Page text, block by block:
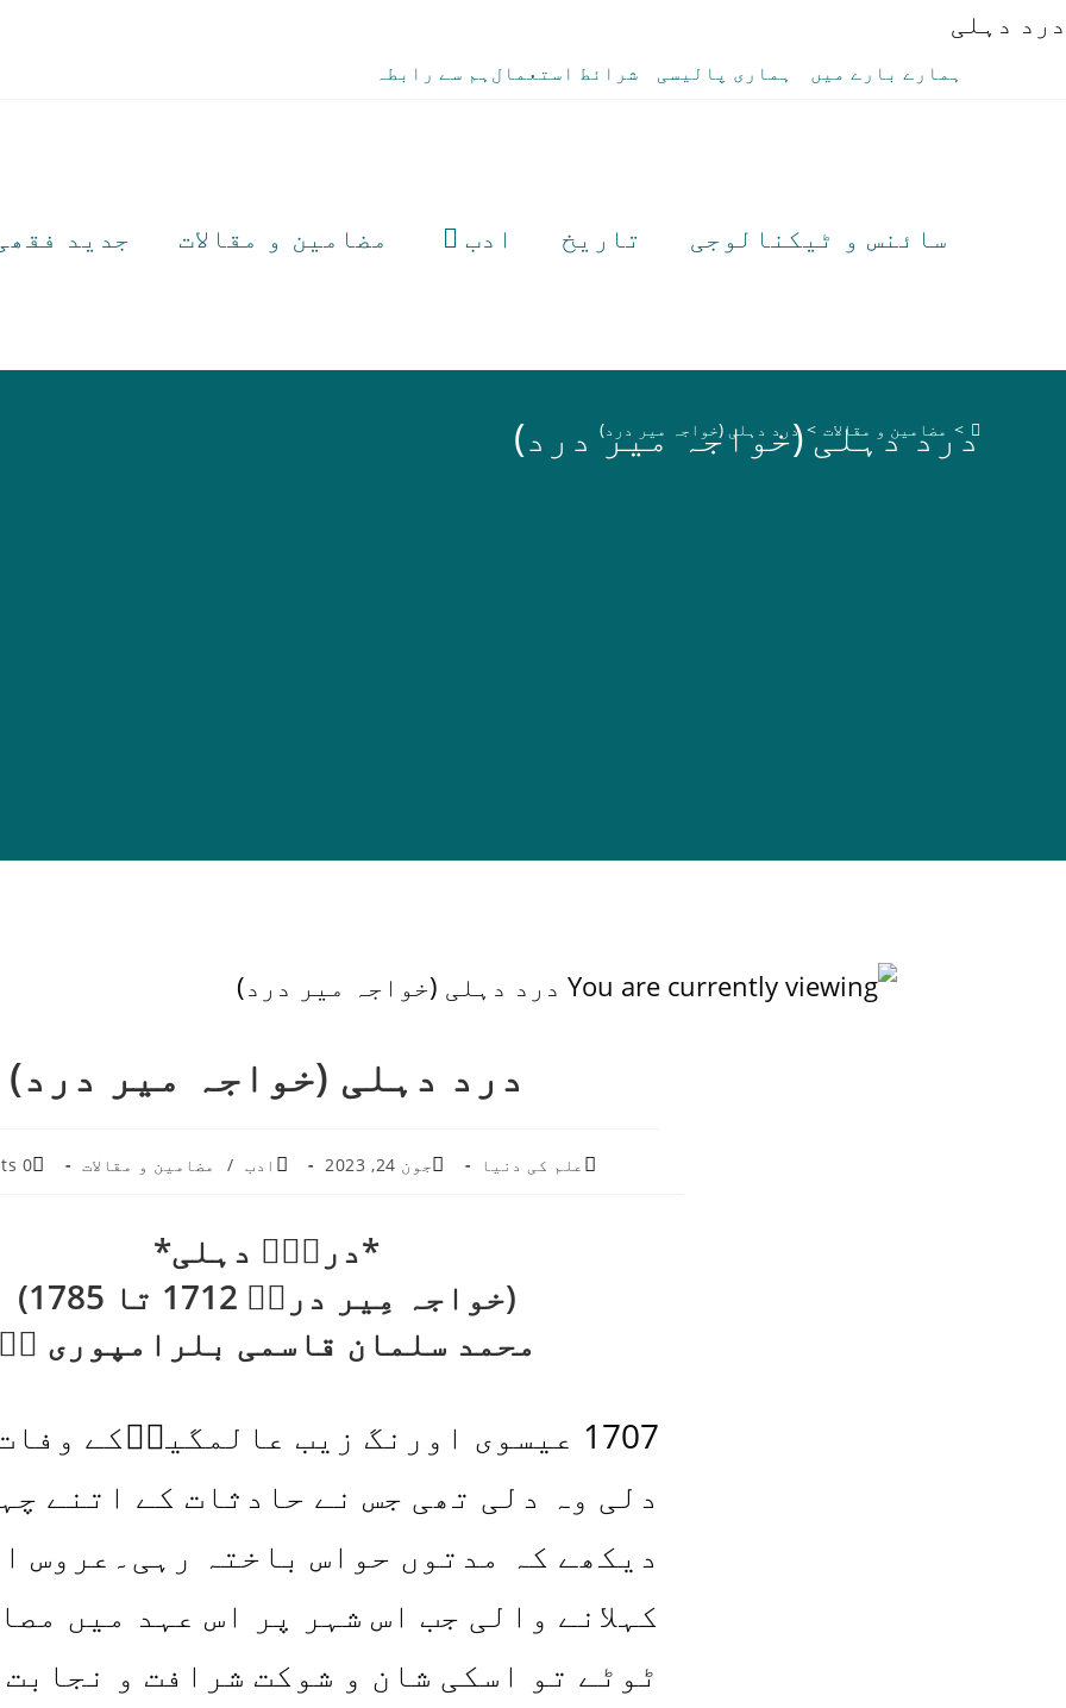
درد دہلی
ہمارے بارے میں ہماری پالیسی شرائط استعمال ہم سے رابطہ
جدید مضامین و مقالات ادب تاریخ سائنس و ٹیکنالوجی
درد دہلی (خواجہ میر درد)
> مضامین و مقالات > درد دہلی (خواجہ میر درد)
درد دہلی (خواجہ میر درد)
Postعلم کی دنیا
Postجون 24, 2023
Postادب / مضامین و مقالات
Post
0 Comments
*دردِؔ دہلی*
(خواجہ مِیر دردؔ 1712 تا 1785)
محمد سلمان قاسمی بلرامپوری ✍🏻
1707 عیسوی اورنگ زیب عالمگیرؒکے
دلی وہ دلی تھی جس نے حادثات کے اتنے
دیکھے کہ مدتوں حواس باختہ رہی۔عروس
کہلانے والی جب اس شہر پر اس عہد میں
ٹوٹے تو اسکی شان و شوکت شرافت و